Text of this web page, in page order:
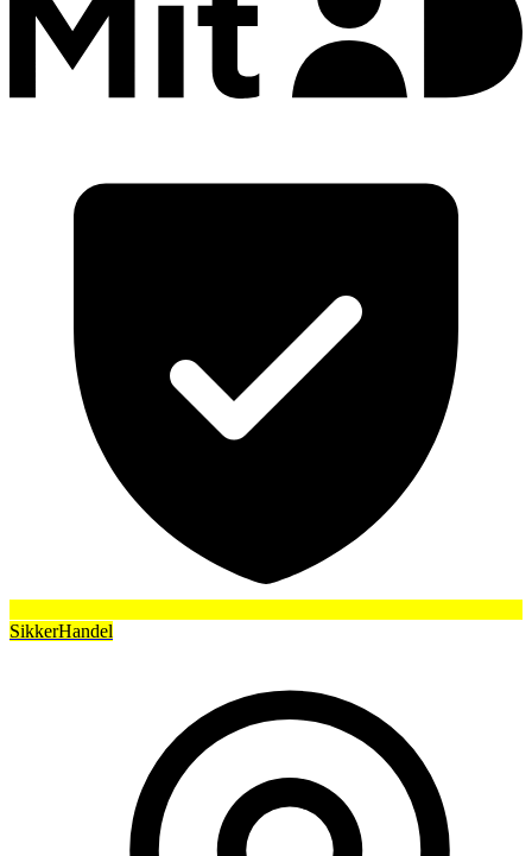
SikkerHandel